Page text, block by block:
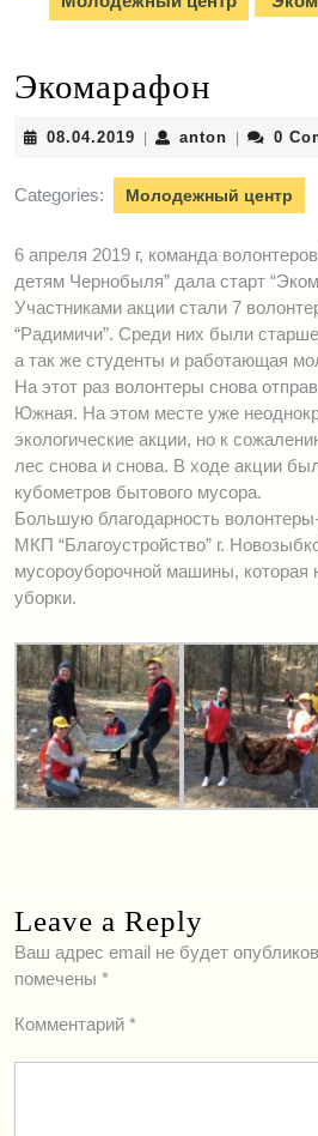
Экомарафон
08.04.2019 08.04.2019
anton anton0
Categories: Молодежный центр
6 апреля 2019 г, команда
детям Чернобыля” дала старт
Участниками акции стали 7
“Радимичи”. Среди них были
а так же студенты и работающая
На этот раз волонтеры снова
Южная. На этом месте уже
экологические акции, но к
лес снова и снова. В ходе акции
кубометров бытового мусора.
Большую благодарность
МКП “Благоустройство” г.
мусороуборочной машины, которая
уборки.
Leave a Reply
Ваш адрес email не будет
помечены *
Комментарий *